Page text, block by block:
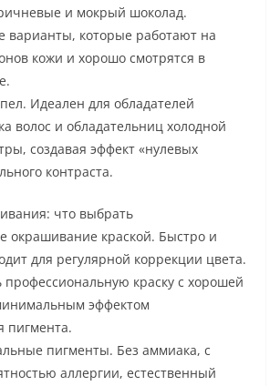
и мокрый шоколад.
варианты, которые работают на
кожи и хорошо смотрятся в
Идеален для обладателей
волос и обладательниц холодной
создавая эффект «нулевых
контраста.
что выбрать
окрашивание краской. Быстро и
для регулярной коррекции цвета.
краску с хорошей
эффектом
пигмента.
пигменты. Без аммиака, с
аллергии, естественный